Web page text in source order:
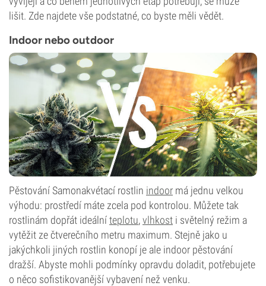
lišit. Zde najdete vše podstatné, co byste měli vědět.
Indoor nebo outdoor
Pěstování Samonakvétací rostlin indoor má jednu velkou
výhodu: prostředí máte zcela pod kontrolou. Můžete tak
rostlinám dopřát ideálníteplotu,vlhkost i světelný režim a
vytěžit ze čtverečního metru maximum. Stejně jako u
jakýchkoli jiných rostlin konopí je ale indoor pěstování
dražší. Abyste mohli podmínky opravdu doladit, potřebujete
o něco sofistikovanější vybavení než venku.